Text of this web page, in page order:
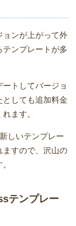
ョンが上がって外
ンプレートが多
トしてバージョ
としても追加料金
ます。
しいテンプレー
ますので、沢山の
テンプレー